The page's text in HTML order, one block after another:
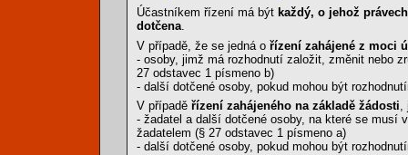
Účastníkem řízení má být každý, o jehož
dotčena.
V případě, že se jedná o řízení zahájené z moci
- osoby, jimž má rozhodnutí založit, změnit nebo
27 odstavec 1 písmeno b)
- další dotčené osoby, pokud mohou být
V případě řízení zahájeného na základě žádosti,
- žadatel a další dotčené osoby, na které se musí
žadatelem (§ 27 odstavec 1 písmeno a)
- další dotčené osoby, pokud mohou být